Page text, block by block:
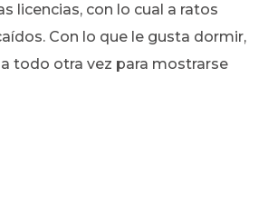
licencias, con lo cual a ratos
Con lo que le gusta dormir,
a todo otra vez para mostrarse